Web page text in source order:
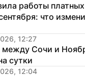
работы
что
12:27
между Сочи и
сутки
12:04